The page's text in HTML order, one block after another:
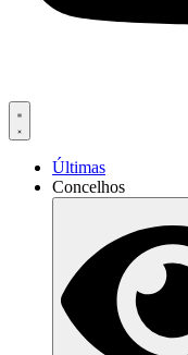
Últimas
Concelhos